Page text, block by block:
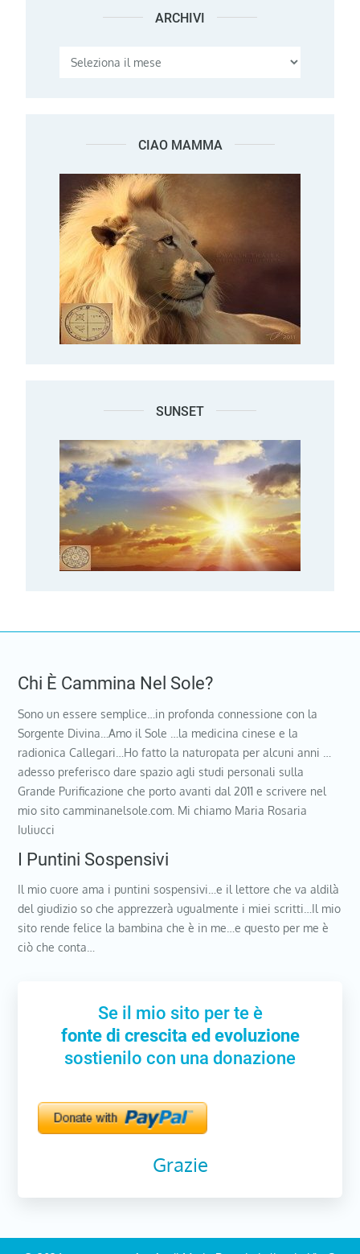
ARCHIVI Archivi
CIAO MAMMA
SUNSET
Chi È Cammina Nel Sole?
Sono un essere semplice…in profonda connessione con la
Sorgente Divina…Amo il Sole …la medicina cinese e la
radionica Callegari…Ho fatto la naturopata per alcuni anni …
adesso preferisco dare spazio agli studi personali sulla
Grande Purificazione che porto avanti dal 2011 e scrivere nel
mio sito camminanelsole.com. Mi chiamo Maria Rosaria
Iuliucci
I Puntini Sospensivi
Il mio cuore ama i puntini sospensivi…e il lettore che va aldilà
del giudizio so che apprezzerà ugualmente i miei scritti…Il mio
sito rende felice la bambina che è in me…e questo per me è
ciò che conta…
Se il mio sito per te è
fonte di crescita ed evoluzione
sostienilo con una donazione
Grazie